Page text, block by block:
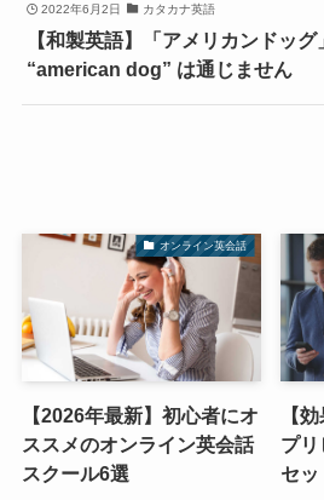
2022年6月2日 カタカナ英語
【和製英語】「アメリカンドッグ
“american dog” は通じません
オンライン英会話
【2026年最新】初心者にオ
ススメのオンライン英会話
スクール6選
【
プ
セッ